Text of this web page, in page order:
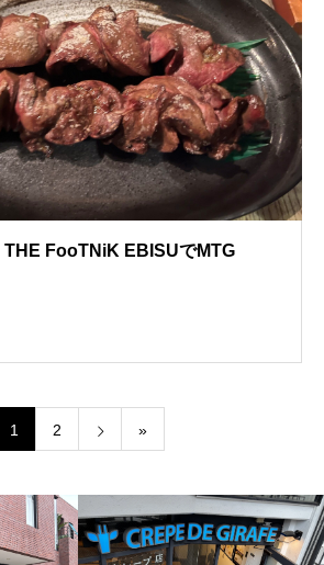
THE FooTNiK EBISUでMTG
1 2 »
続 Alain Mikli Boutique Minami A